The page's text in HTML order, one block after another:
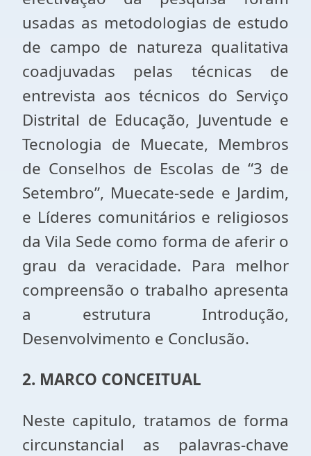
usadas as metodologias de estudo
de campo de natureza qualitativa
coadjuvadas pelas técnicas de
entrevista aos técnicos do Serviço
Distrital de Educação, Juventude e
Tecnologia de Muecate, Membros
de Conselhos de Escolas de “3 de
Setembro”, Muecate-sede e Jardim,
e Líderes comunitários e religiosos
da Vila Sede como forma de aferir o
grau da veracidade. Para melhor
compreensão o trabalho apresenta
a estrutura Introdução,
Desenvolvimento e Conclusão.
2. MARCO CONCEITUAL
Neste capitulo, tratamos de forma
circunstancial as palavras-chave